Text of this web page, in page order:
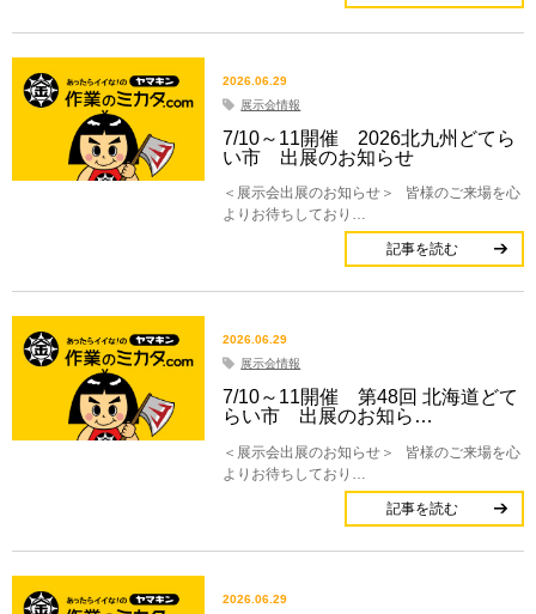
2026.06.29
展示会情報
7/10～11開催 2026北九州どてら
い市 出展のお知らせ
＜展示会出展のお知らせ＞ 皆様のご来場を心
よりお待ちしており…
記事を読む
2026.06.29
展示会情報
7/10～11開催 第48回 北海道どて
らい市 出展のお知ら…
＜展示会出展のお知らせ＞ 皆様のご来場を心
よりお待ちしており…
記事を読む
2026.06.29